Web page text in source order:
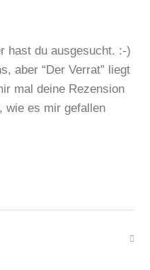
hast du ausgesucht. :-)
aber “Der Verrat” liegt
mal deine Rezension
wie es mir gefallen